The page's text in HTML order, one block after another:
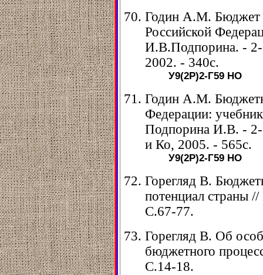
Годин А.М. Бюджет
Российской
И.В.Подпорина. -
2002. - 340с.
У9(2Р)2-Г59 НО
Годин А.М.
Федерации:
Подпорина И.В. -
и Ко, 2005. - 565с.
У9(2Р)2-Г59 НО
Горегляд В.
потенциал страны
С.67-77.
Горегляд В. Об
бюджетного
С.14-18.